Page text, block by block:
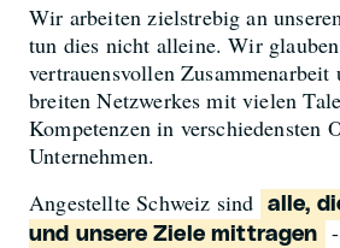
Wir arbeiten zielstrebig an
tun dies nicht alleine. Wir
vertrauensvollen
breiten Netzwerkes mit vielen
Kompetenzen in verschiedensten
Unternehmen.
Angestellte Schweiz sind
alle,
und unsere Ziele mittragen